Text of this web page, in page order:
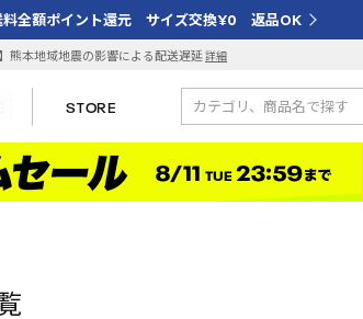
全額ポイント還元 サイズ交換¥0 返品OK
熊本地域地震の影響による配送遅延詳細
STORE